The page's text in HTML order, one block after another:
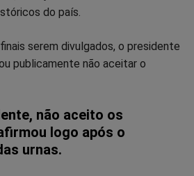
do país.
serem divulgados, o presidente
publicamente não aceitar o
não aceito os
logo após o
urnas.